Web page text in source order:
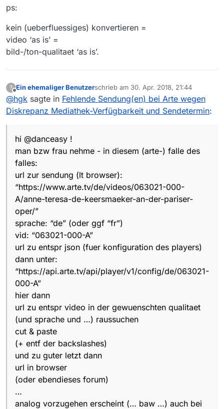
ps:
kein (ueberfluessiges) konvertieren =
video ‘as is’ =
bild-/ton-qualitaet ‘as is’.
?
Offline
Ein ehemaliger Benutzerschrieb am 30. Apr. 2018, 21:44
zuletzt editiert von
@hgk sagte in Fehlende Sendung(en) bei Arte wegen
Diskrepanz Mediathek-Verfügbarkeit und Sendetermin:
hi @danceasy !
man bzw frau nehme - in diesem (arte-) falle des
falles:
url zur sendung (lt browser):
“https://www.arte.tv/de/videos/063021-000-
A/anne-teresa-de-keersmaeker-an-der-pariser-
oper/”
sprache: “de” (oder ggf “fr”)
vid: “063021-000-A”
url zu entspr json (fuer konfiguration des players)
dann unter:
“https://api.arte.tv/api/player/v1/config/de/063021-
000-A”
hier dann
url zu entspr video in der gewuenschten qualitaet
(und sprache und …) raussuchen
cut & paste
(+ entf der backslashes)
und zu guter letzt dann
url in browser
(oder ebendieses forum)
…
analog vorzugehen erscheint (… baw …) auch bei